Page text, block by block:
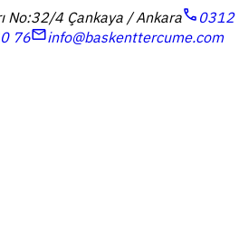
No:32/4 Çankaya / Ankaracall 0312
76mailinfo@baskenttercume.com